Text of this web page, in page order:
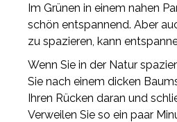
Im Grünen in einem nahen
schön entspannend. Aber
zu spazieren, kann
Wenn Sie in der Natur
Sie nach einem dicken
Ihren Rücken daran und
Verweilen Sie so ein paar